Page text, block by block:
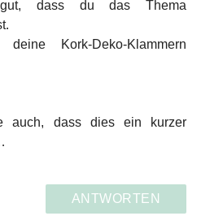
dass du das Thema
Kork-Deko-Klammern
auch, dass dies ein kurzer
ANTWORTEN